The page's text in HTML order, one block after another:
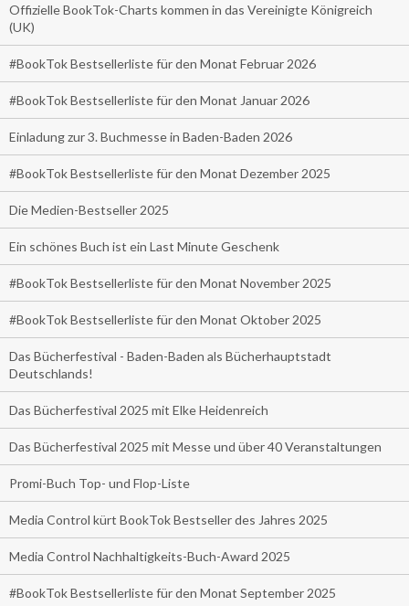
Offizielle BookTok-Charts kommen in das Vereinigte Königreich
(UK)
#BookTok Bestsellerliste für den Monat Februar 2026
#BookTok Bestsellerliste für den Monat Januar 2026
Einladung zur 3. Buchmesse in Baden-Baden 2026
#BookTok Bestsellerliste für den Monat Dezember 2025
Die Medien-Bestseller 2025
Ein schönes Buch ist ein Last Minute Geschenk
#BookTok Bestsellerliste für den Monat November 2025
#BookTok Bestsellerliste für den Monat Oktober 2025
Das Bücherfestival - Baden-Baden als Bücherhauptstadt
Deutschlands!
Das Bücherfestival 2025 mit Elke Heidenreich
Das Bücherfestival 2025 mit Messe und über 40 Veranstaltungen
Promi-Buch Top- und Flop-Liste
Media Control kürt BookTok Bestseller des Jahres 2025
Media Control Nachhaltigkeits-Buch-Award 2025
#BookTok Bestsellerliste für den Monat September 2025